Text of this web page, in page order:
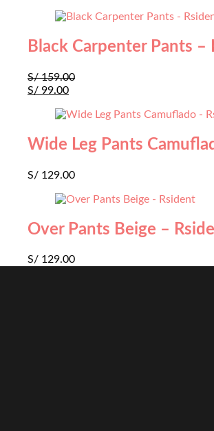
Black Carpenter Pants –
S/159.00
S/ 99.00
Wide Leg Pants
S/ 129.00
Over Pants Beige –
S/ 129.00